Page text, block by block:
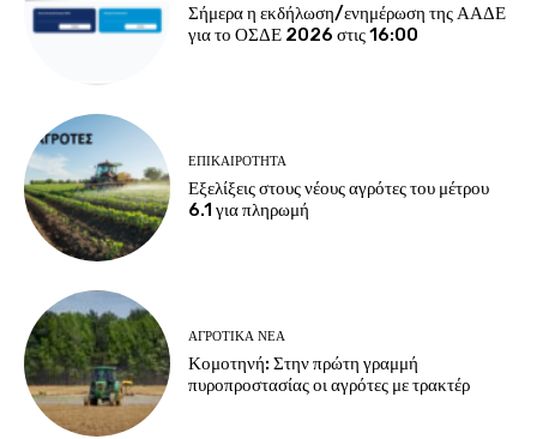
Σήμερα η εκδήλωση/ενημέρωση της ΑΑΔΕ
για το ΟΣΔΕ 2026 στις 16:00
ΕΠΙΚΑΙΡΌΤΗΤΑ
Εξελίξεις στους νέους αγρότες του μέτρου
6.1 για πληρωμή
ΑΓΡΟΤΙΚΆ ΝΈΑ
Κομοτηνή: Στην πρώτη γραμμή
πυροπροστασίας οι αγρότες με τρακτέρ